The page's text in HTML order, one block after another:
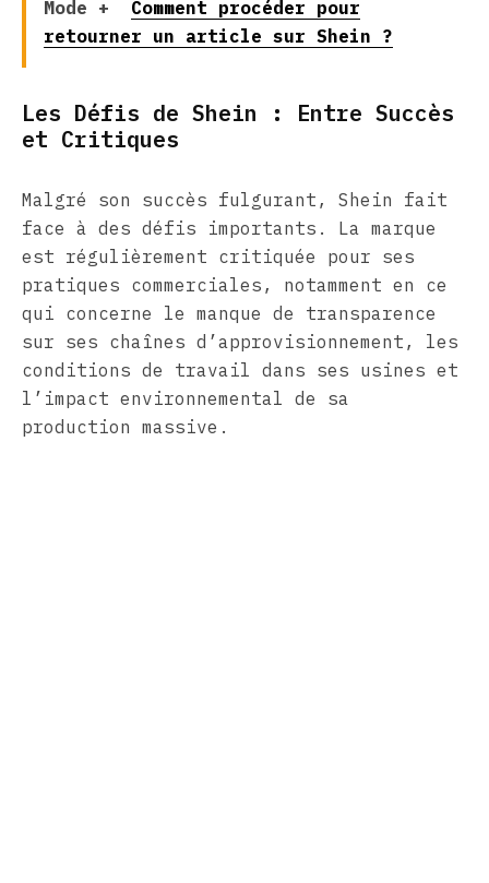
Mode +
Comment procéder pour
retourner un article sur Shein ?
Les Défis de Shein : Entre Succès
et Critiques
Malgré son succès fulgurant, Shein fait
face à des défis importants. La marque
est régulièrement critiquée pour ses
pratiques commerciales, notamment en ce
qui concerne le manque de transparence
sur ses chaînes d’approvisionnement, les
conditions de travail dans ses usines et
l’impact environnemental de sa
production massive.